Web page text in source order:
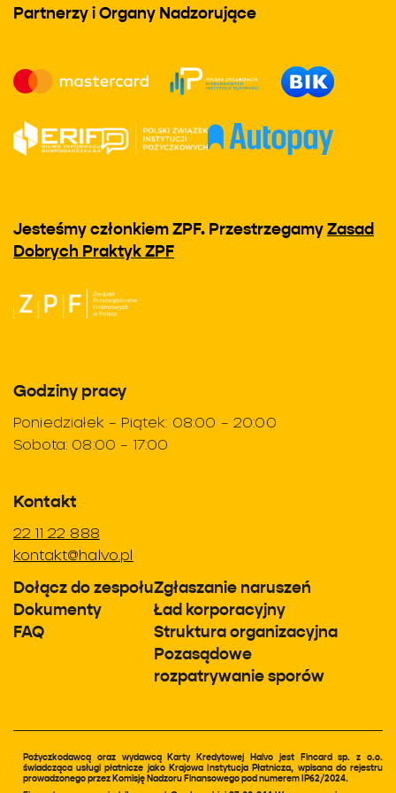
Partnerzy i Organy Nadzorujące
Jesteśmy członkiem ZPF. PrzestrzegamyZasad
Dobrych Praktyk ZPF
Godziny pracy
Poniedziałek – Piątek: 08:00 – 20:00
Sobota: 08:00 – 17:00
Kontakt
22 11 22 888
kontakt@halvo.pl
Dołącz do zespołu
Dokumenty
FAQ
Zgłaszanie naruszeń
Ład korporacyjny
Struktura organizacyjna
Pozasądowe
rozpatrywanie sporów
Pożyczkodawcą oraz wydawcą Karty Kredytowej Halvo jest Fincard sp. z o.o.
świadcząca usługi płatnicze jako Krajowa Instytucja Płatnicza, wpisana do rejestru
prowadzonego przez Komisję Nadzoru Finansowego pod numerem IP62/2024.